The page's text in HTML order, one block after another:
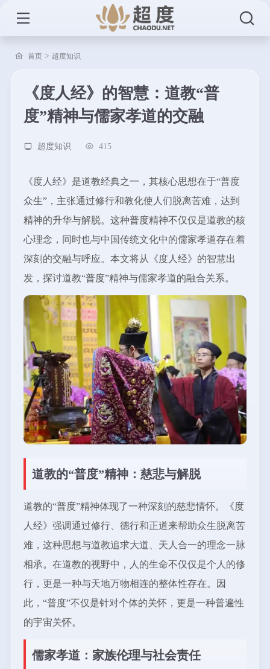
首页> 超度知识
《度人经》的智慧：道教“普
度”精神与儒家孝道的交融
超度知识 415
《度人经》是道教经典之一，其核心思想在于“普度
众生”，主张通过修行和教化使人们脱离苦难，达到
精神的升华与解脱。这种普度精神不仅仅是道教的核
心理念，同时也与中国传统文化中的儒家孝道存在着
深刻的交融与呼应。本文将从《度人经》的智慧出
发，探讨道教“普度”精神与儒家孝道的融合关系。
道教的“普度”精神：慈悲与解脱
道教的“普度”精神体现了一种深刻的慈悲情怀。《度
人经》强调通过修行、德行和正道来帮助众生脱离苦
难，这种思想与道教追求大道、天人合一的理念一脉
相承。在道教的视野中，人的生命不仅仅是个人的修
行，更是一种与天地万物相连的整体性存在。因
此，“普度”不仅是针对个体的关怀，更是一种普遍性
的宇宙关怀。
儒家孝道：家族伦理与社会责任